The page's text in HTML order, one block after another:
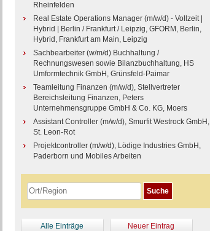
Rheinfelden
Real Estate Operations Manager (m/w/d) - Vollzeit |
Hybrid | Berlin / Frankfurt / Leipzig, GFORM, Berlin,
Hybrid, Frankfurt am Main, Leipzig
Sachbearbeiter (w/m/d) Buchhaltung /
Rechnungswesen sowie Bilanzbuchhaltung, HS
Umformtechnik GmbH, Grünsfeld-Paimar
Teamleitung Finanzen (m/w/d), Stellvertreter
Bereichsleitung Finanzen, Peters
Unternehmensgruppe GmbH & Co. KG, Moers
Assistant Controller (m/w/d), Smurfit Westrock GmbH,
St. Leon-Rot
Projektcontroller (m/w/d), Lödige Industries GmbH,
Paderborn und Mobiles Arbeiten
Alle Einträge Neuer Eintrag